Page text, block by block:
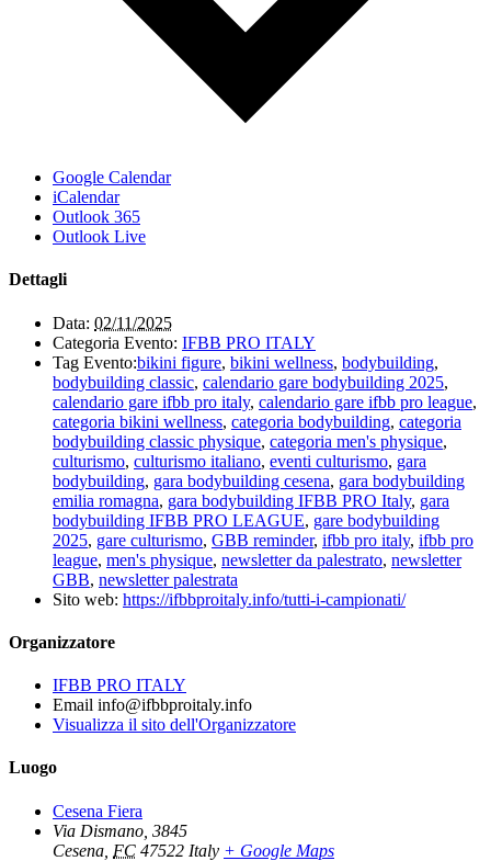
Google Calendar
iCalendar
Outlook 365
Outlook Live
Dettagli
Data: 02/11/2025
Categoria Evento: IFBB PRO ITALY
Tag Evento:bikini figure, bikini wellness, bodybuilding,
bodybuilding classic, calendario gare bodybuilding 2025,
calendario gare ifbb pro italy, calendario gare ifbb pro league,
categoria bikini wellness, categoria bodybuilding, categoria
bodybuilding classic physique, categoria men's physique,
culturismo, culturismo italiano, eventi culturismo, gara
bodybuilding, gara bodybuilding cesena, gara bodybuilding
emilia romagna, gara bodybuilding IFBB PRO Italy, gara
bodybuilding IFBB PRO LEAGUE, gare bodybuilding
2025, gare culturismo, GBB reminder, ifbb pro italy, ifbb pro
league, men's physique, newsletter da palestrato, newsletter
GBB, newsletter palestrata
Sito web: https://ifbbproitaly.info/tutti-i-campionati/
Organizzatore
IFBB PRO ITALY
Email info@ifbbproitaly.info
Visualizza il sito dell'Organizzatore
Luogo
Cesena Fiera
Via Dismano, 3845
Cesena FC 47522 Italy + Google Maps